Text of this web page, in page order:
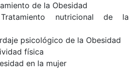
de la Obesidad
nutricional de la
psicológico de la Obesidad
física
en la mujer